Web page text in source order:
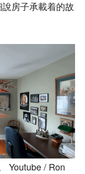
房子承載着的故
Youtube / Ron